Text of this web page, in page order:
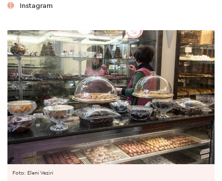
Instagram
Foto: Eleni Veziri